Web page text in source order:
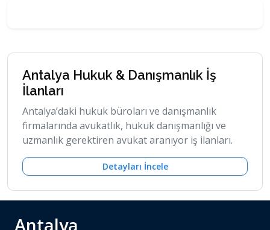
Antalya Hukuk & Danışmanlık İş
İlanları
Antalya’daki hukuk büroları ve danışmanlık
firmalarında avukatlık, hukuk danışmanlığı ve
uzmanlık gerektiren avukat aranıyor iş ilanları.
Detayları İncele
Antalya